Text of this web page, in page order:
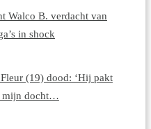
Walco B. verdacht van
in shock
(19) dood: ‘Hij pakt
mijn docht…